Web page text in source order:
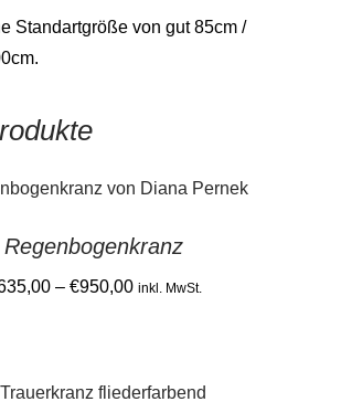
Standartgröße von gut 85cm /
Regenbogenkranz
– €950,00Price
inkl. MwSt.
has